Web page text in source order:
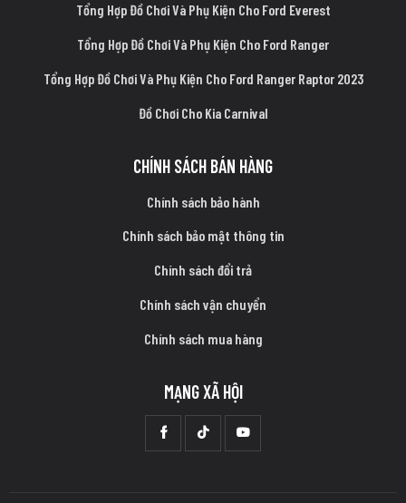
Tổng Hợp Đồ Chơi Và Phụ Kiện Cho Ford Everest
Tổng Hợp Đồ Chơi Và Phụ Kiện Cho Ford Ranger
Tổng Hợp Đồ Chơi Và Phụ Kiện Cho Ford Ranger Raptor 2023
Đồ Chơi Cho Kia Carnival
CHÍNH SÁCH BÁN HÀNG
Chính sách bảo hành
Chính sách bảo mật thông tin
Chính sách đổi trả
Chính sách vận chuyển
Chính sách mua hàng
MẠNG XÃ HỘI